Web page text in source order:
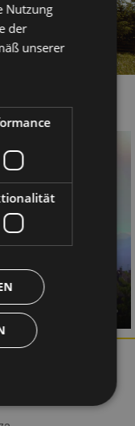
e Monica
(TN) – Fleimstal |
Nutzung
der
unserer